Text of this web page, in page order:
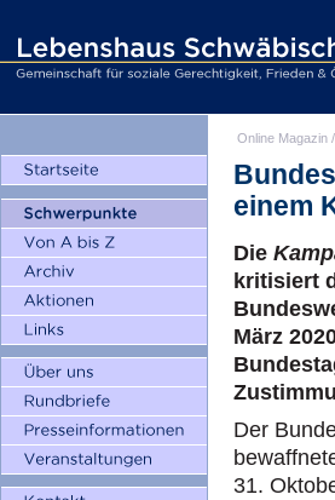
Online Magazin /
einem
Die
kritisiert
März
Der
31.